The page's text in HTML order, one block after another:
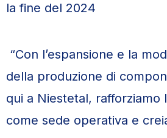
la fine del 2024
“Con l’espansione e la
della produzione di
qui a Niestetal, rafforziamo
come sede operativa e